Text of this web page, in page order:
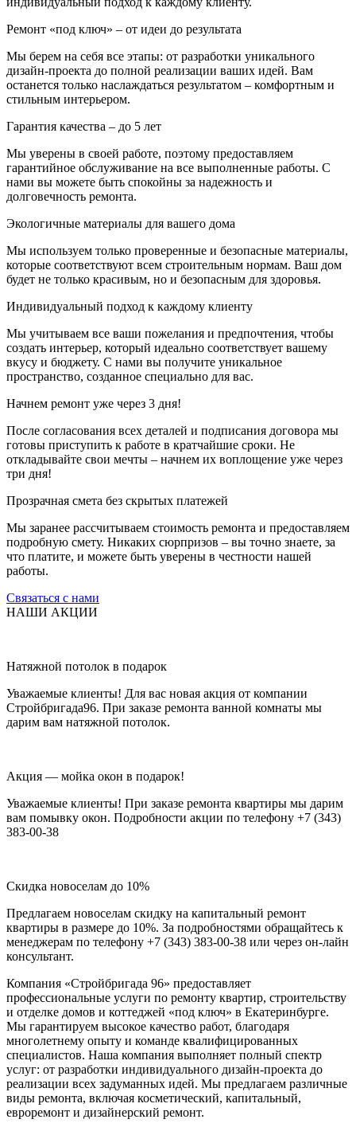
Ремонт «под ключ» – от идеи до результата
Мы берем на себя все этапы: от разработки уникального
дизайн-проекта до полной реализации ваших идей. Вам
останется только наслаждаться результатом – комфортным и
стильным интерьером.
Гарантия качества – до 5 лет
Мы уверены в своей работе, поэтому предоставляем
гарантийное обслуживание на все выполненные работы. С
нами вы можете быть спокойны за надежность и
долговечность ремонта.
Экологичные материалы для вашего дома
Мы используем только проверенные и безопасные материалы,
которые соответствуют всем строительным нормам. Ваш дом
будет не только красивым, но и безопасным для здоровья.
Индивидуальный подход к каждому клиенту
Мы учитываем все ваши пожелания и предпочтения, чтобы
создать интерьер, который идеально соответствует вашему
вкусу и бюджету. С нами вы получите уникальное
пространство, созданное специально для вас.
Начнем ремонт уже через 3 дня!
После согласования всех деталей и подписания договора мы
готовы приступить к работе в кратчайшие сроки. Не
откладывайте свои мечты – начнем их воплощение уже через
три дня!
Прозрачная смета без скрытых платежей
Мы заранее рассчитываем стоимость ремонта и предоставляем
подробную смету. Никаких сюрпризов – вы точно знаете, за
что платите, и можете быть уверены в честности нашей
работы.
Связаться с нами
НАШИ АКЦИИ
Натяжной потолок в подарок
Уважаемые клиенты! Для вас новая акция от компании
Стройбригада96. При заказе ремонта ванной комнаты мы
дарим вам натяжной потолок.
Акция — мойка окон в подарок!
Уважаемые клиенты! При заказе ремонта квартиры мы дарим
вам помывку окон. Подробности акции по телефону +7 (343)
383-00-38
Скидка новоселам до 10%
Предлагаем новоселам скидку на капитальный ремонт
квартиры в размере до 10%. За подробностями обращайтесь к
менеджерам по телефону +7 (343) 383-00-38 или через он-лайн
консультант.
Компания «Стройбригада 96» предоставляет
профессиональные услуги по ремонту квартир, строительству
и отделке домов и коттеджей «под ключ» в Екатеринбурге.
Мы гарантируем высокое качество работ, благодаря
многолетнему опыту и команде квалифицированных
специалистов. Наша компания выполняет полный спектр
услуг: от разработки индивидуального дизайн-проекта до
реализации всех задуманных идей. Мы предлагаем различные
виды ремонта, включая косметический, капитальный,
евроремонт и дизайнерский ремонт.